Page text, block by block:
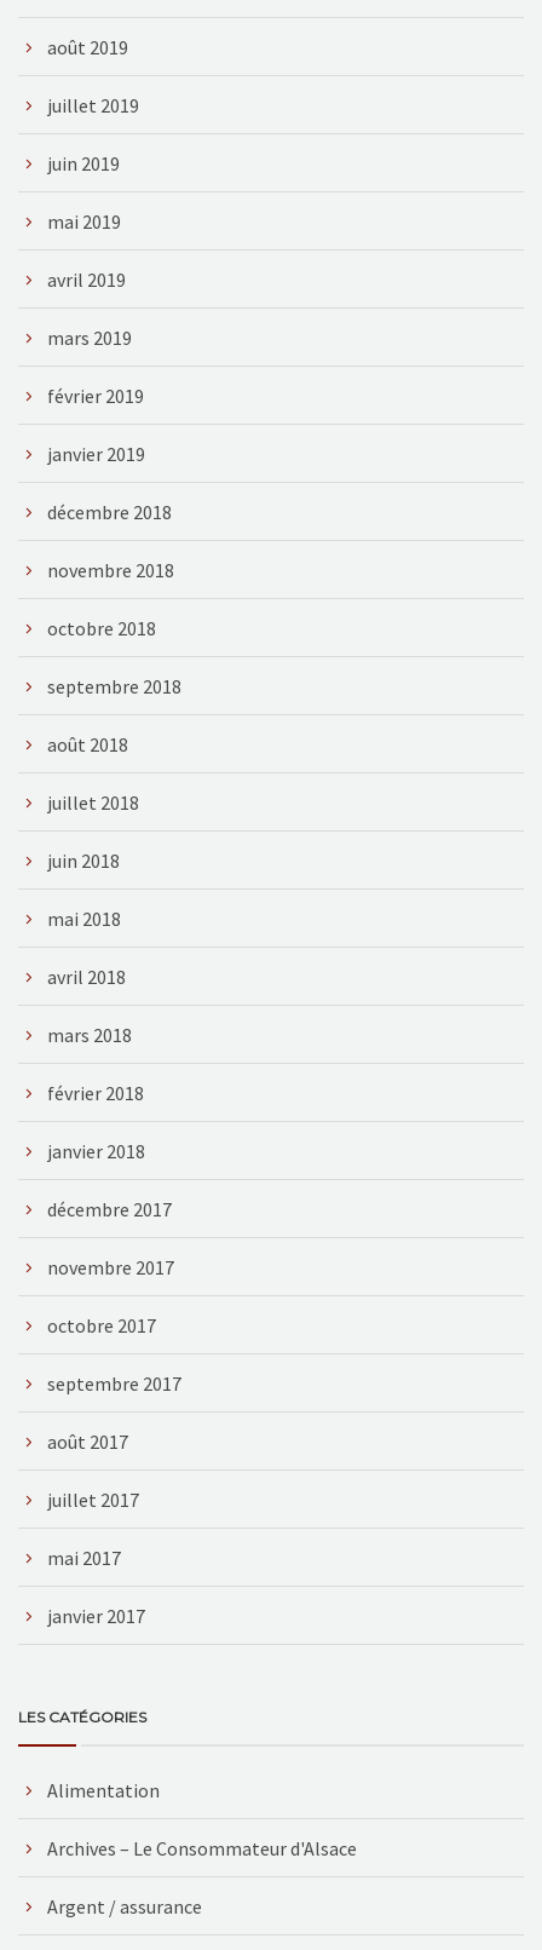
août 2019
juillet 2019
juin 2019
mai 2019
avril 2019
mars 2019
février 2019
janvier 2019
décembre 2018
novembre 2018
octobre 2018
septembre 2018
août 2018
juillet 2018
juin 2018
mai 2018
avril 2018
mars 2018
février 2018
janvier 2018
décembre 2017
novembre 2017
octobre 2017
septembre 2017
août 2017
juillet 2017
mai 2017
janvier 2017
LES CATÉGORIES
Alimentation
Archives – Le Consommateur d'Alsace
Argent / assurance